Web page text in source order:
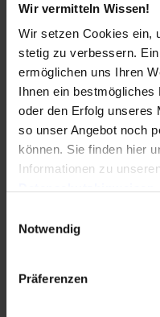
Wir vermitteln Wissen!
Wir setzen Cookies ein,
stetig zu verbessern.
ermöglichen uns Ihren
Ihnen ein
oder den Erfolg unseres
so unser Angebot noch
können. Sie finden hier
Informationen zu
Notwendig
Präferenzen
der Erstauslegung auch
hochqualifizierte
Beispiel aus einer
Kantenermüdung eines
der EHD-Simulation
diesen Anwendungsfall,
Gleitlager, der
reduziert werden konnte.
Kantenermüdung unter
gelöst werden.
Die Grafik vergleicht ein